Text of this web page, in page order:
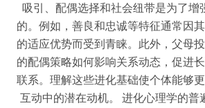
吸引、配偶选择和社会纽带是为了增
的。例如，善良和忠诚等特征通常因
的适应优势而受到青睐。此外，父母
的配偶策略如何影响关系动态，促进
联系。理解这些进化基础使个体能够
互动中的潜在动机。 进化心理学的普